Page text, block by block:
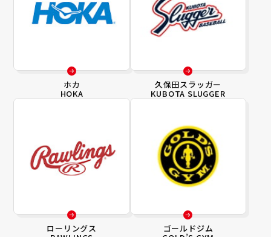
ホカ
HOKA
久保田スラッガー
KUBOTA SLUGGER
ローリングス ゴールドジム